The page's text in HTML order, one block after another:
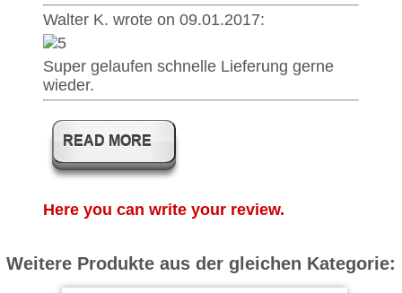
Walter K. wrote on 09.01.2017:
Super gelaufen schnelle Lieferung gerne
wieder.
READ
Here you can write your review.
Weitere Produkte aus der gleichen Kategorie: